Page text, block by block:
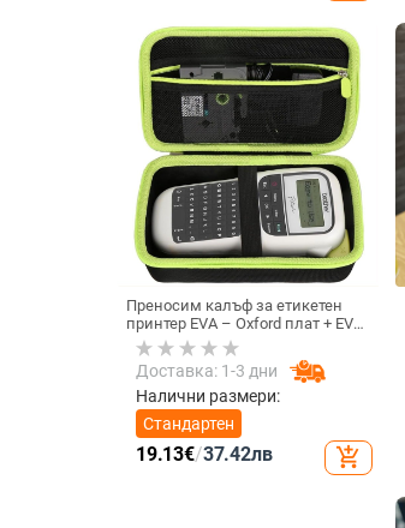
Преносим калъф за етикетен
принтер EVA – Oxford плат + EVA,
горещо пресовано EVA и шиене,
товароподемност 10 кг
Доставка: 1-3 дни
Налични размери:
Стандартен
19.13€/37.42лв add_shopping_cart